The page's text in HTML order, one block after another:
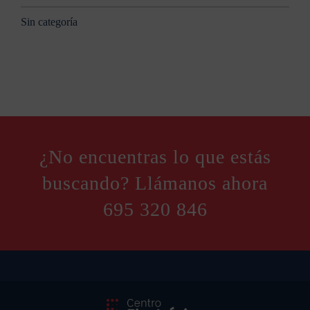
Sin categoría
¿No encuentras lo que estás
buscando? Llámanos ahora
695 320 846